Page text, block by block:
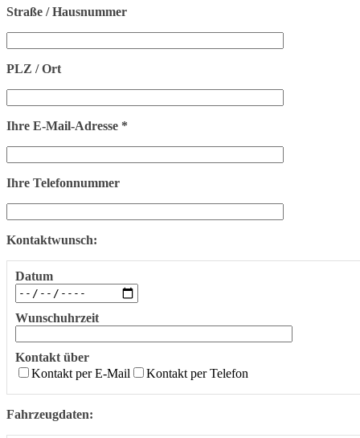
Straße / Hausnummer
PLZ / Ort
Ihre E-Mail-Adresse *
Ihre Telefonnummer
Kontaktwunsch:
Datum
Wunschuhrzeit
Kontakt über
Kontakt per E-Mail
Kontakt per Telefon
Fahrzeugdaten: